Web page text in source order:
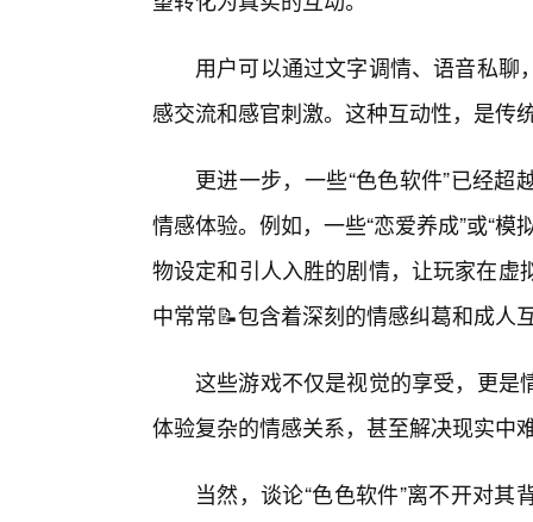
用户可以通过文字调情、语音私
感交流和感官刺激。这种互动性，是传
更进一步，一些“色色软件”已经
情感体验。例如，一些“恋爱养成”或“
物设定和引人入胜的剧情，让玩家在
中常常📝包含着深刻的情感纠葛和成人
这些游戏不仅是视觉的享受，更是
体验复杂的情感关系，甚至解决现实中
当然，谈论“色色软件”离不开对